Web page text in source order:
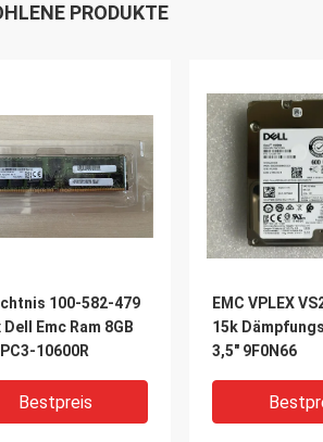
PRODUKTE
100-582-479
Emc Ram 8GB
10600R
Bestpreis
EMC VPLEX
15k
3,5" 9F0N66